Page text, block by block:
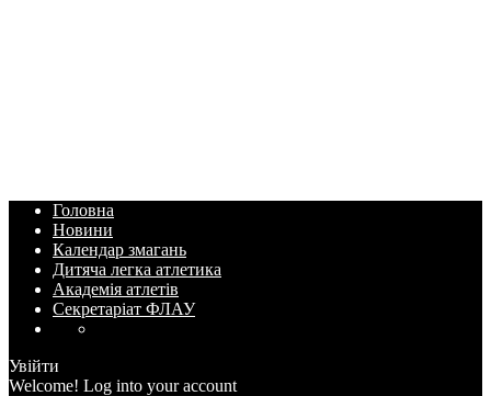
Головна
Новини
Календар змагань
Дитяча легка атлетика
Академія атлетів
Секретаріат ФЛАУ
Увійти
Welcome! Log into your account